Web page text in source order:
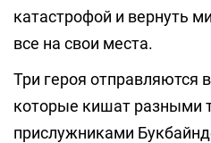
катастрофой и вернуть
все на свои места.
Три героя отправляются
которые кишат разными
прислужниками